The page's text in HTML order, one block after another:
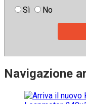
Sì
No
Navigazione